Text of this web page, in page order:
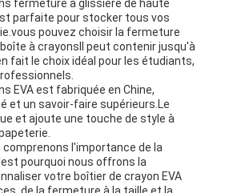
fermeture à glissière de haute
parfaite pour stocker tous vos
pouvez choisir la fermeture
à crayonsIl peut contenir jusqu'à
fait le choix idéal pour les étudiants,
EVA est fabriquée en Chine,
et un savoir-faire supérieurs.Le
et ajoute une touche de style à
comprenons l'importance de la
pourquoi nous offrons la
votre boîtier de crayon EVA